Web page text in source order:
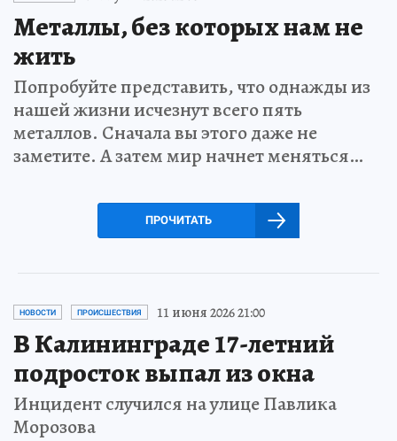
Металлы, без которых нам не
жить
Попробуйте представить, что однажды из
нашей жизни исчезнут всего пять
металлов. Сначала вы этого даже не
заметите. А затем мир начнет меняться…
ПРОЧИТАТЬ
НОВОСТИ ПРОИСШЕСТВИЯ 11 июня 2026 21:00
В Калининграде 17-летний
подросток выпал из окна
Инцидент случился на улице Павлика
Морозова